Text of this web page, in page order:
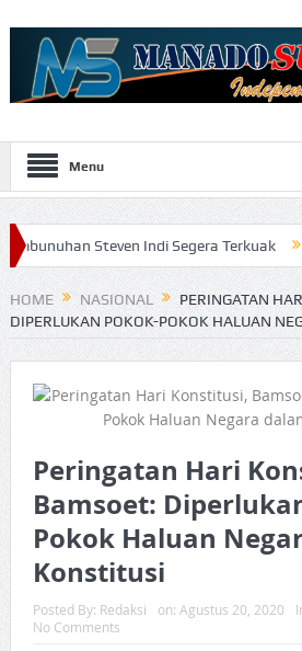
Menu
Indi Segera Terkuak Wali Kota
HOME NASIONAL
PERINGATAN
DIPERLUKAN POKOK-POKOK HALUAN
Peringatan Hari
Bamsoet:
Pokok Haluan
Konstitusi
Posted By: Redaksi on: Agustus 20, 2020
No Comments